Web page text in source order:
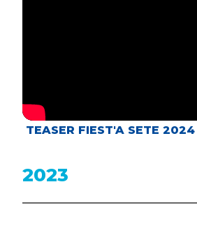
TEASER FIEST'A SETE 2024
2023